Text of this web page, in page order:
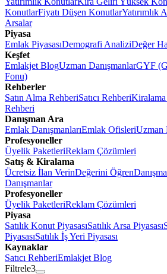
KonutlarFiyatı Düşen KonutlarYatırımlık
Arsalar
Piyasa
Emlak PiyasasıDemografi AnaliziDeğer
Keşfet
Emlakjet BlogUzman DanışmanlarGYF
Fonu)
Rehberler
Satın Alma RehberiSatıcı Rehberi
Rehberi
Danışman Ara
Emlak DanışmanlarıEmlak OfisleriUzman
Profesyoneller
Üyelik PaketleriReklam Çözümleri
Satış & Kiralama
Ücretsiz İlan VerinDeğerini Öğren
Danışmanlar
Profesyoneller
Üyelik PaketleriReklam Çözümleri
Piyasa
Satılık Konut PiyasasıSatılık Arsa Piyasası
PiyasasıSatılık İş Yeri Piyasası
Kaynaklar
Satıcı RehberiEmlakjet Blog
Filtrele3